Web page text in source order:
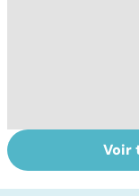
Tout savoir
les infections
Voir